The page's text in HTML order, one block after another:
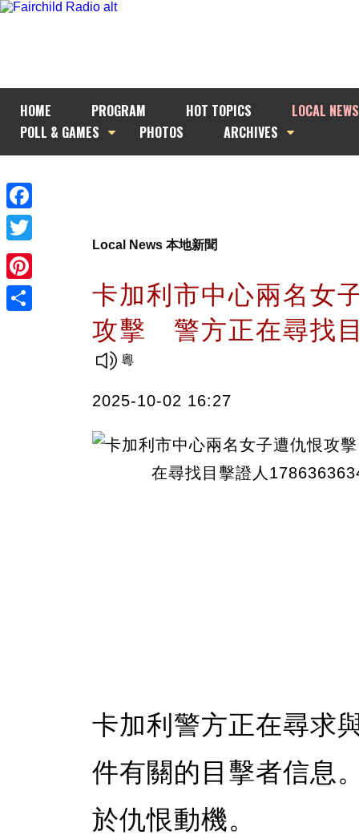
HOME PROGRAM HOT TOPICS
LOCAL NEWS
POLL & GAMES
PHOTOS ARCHIVES
Facebook
Twitter
Pinterest
Local News 本地新聞
卡加利市中心兩名女
攻擊 警方正在尋找
2025-10-02 16:27
卡加利警方正在尋求
件有關的目擊者信息
於仇恨動機。